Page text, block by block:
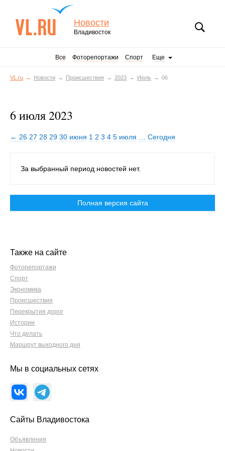
Новости
Владивосток
Все Фоторепортажи Спорт Еще
VL.ru Новости Происшествия 2023 Июль 06
6 июля 2023
← 26 27 28 29 30 июня 1 2 3 4 5 июля Сегодня
За выбранный период новостей нет.
Полная версия сайта
Также на сайте
Фоторепортажи
Спорт
Экономика
Происшествия
Перекрытия дорог
Истории
Что делать
Маршрут выходного дня
Мы в социальных сетях
Сайты Владивостока
Объявления